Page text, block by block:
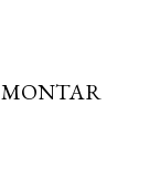
MONTAR